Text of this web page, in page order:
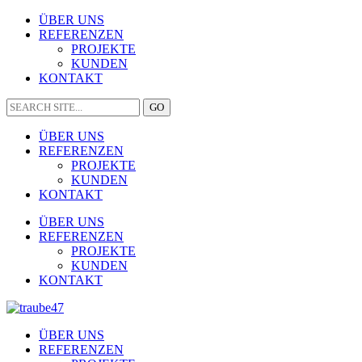
ÜBER UNS
REFERENZEN
PROJEKTE
KUNDEN
KONTAKT
ÜBER UNS
REFERENZEN
PROJEKTE
KUNDEN
KONTAKT
ÜBER UNS
REFERENZEN
PROJEKTE
KUNDEN
KONTAKT
ÜBER UNS
REFERENZEN